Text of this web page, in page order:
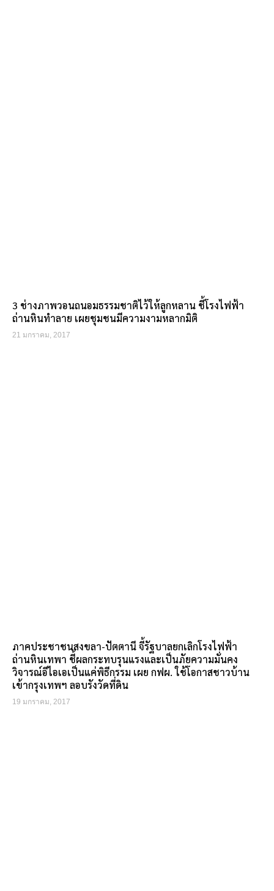
3 ช่างภาพวอนถนอมธรรมชาติไว้ให้ลูกหลาน ชี้โรงไฟฟ้า
ถ่านหินทำลาย เผยชุมชนมีความงามหลากมิติ
21 มกราคม, 2017
ภาคประชาชนสงขลา-ปัตตานี จี้รัฐบาลยกเลิกโรงไฟฟ้า
ถ่านหินเทพา ชี้ผลกระทบรุนแรงและเป็นภัยความมั่นคง
วิจารณ์อีไอเอเป็นแค่พิธีกรรม เผย กฟผ. ใช้โอกาสชาวบ้าน
เข้ากรุงเทพฯ ลอบรังวัดที่ดิน
19 มกราคม, 2017